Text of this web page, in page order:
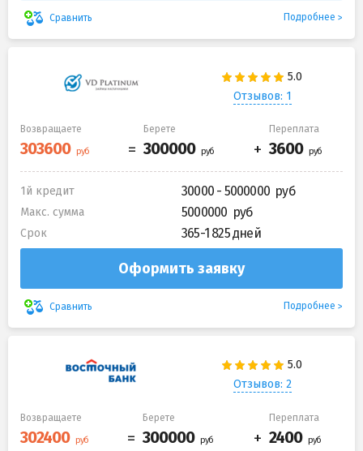
Сравнить Подробнее
Отзывов: 1
Возвращаете Берете Переплата
1й кредит 30000 - 5000000
Макс. сумма 5000000
Срок 365-1 825 дней
Оформить заявку
Сравнить Подробнее
Отзывов: 2
Возвращаете Берете Переплата